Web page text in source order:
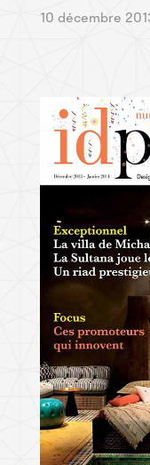
10 décembre